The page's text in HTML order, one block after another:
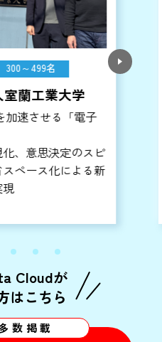
300～499名
蘭工業大学
速させる「電子
、意思決定のスピ
ペース化による新
Cloudが
はこちら
数掲載